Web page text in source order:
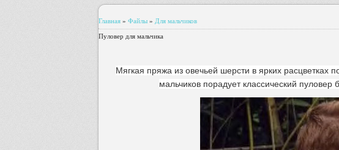
Главная » Файлы » Для мальчиков
Пуловер для мальчика
Мягкая пряжа из овечьей шерсти в ярких расцветках
мальчиков порадует классический